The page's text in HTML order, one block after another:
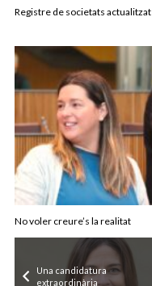
Registre de societats actualitzat
No voler creure’s la realitat
Una candidatura
extraordinària